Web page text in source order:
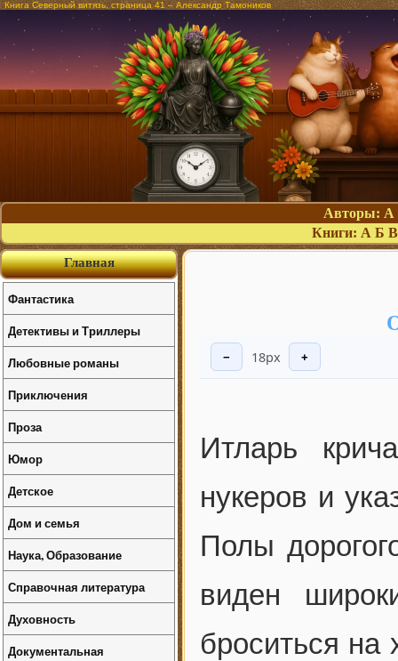
Книга Северный витязь, страница 41 – Александр Тамоников
Авторы: А
Книги: А Б В
− 18px +
Итларь
нукеров и
Полы
виден
броситься на
Главная
Фантастика
Детективы и Триллеры
Любовные романы
Приключения
Проза
Юмор
Детское
Дом и семья
Наука, Образование
Справочная литература
Духовность
Документальная